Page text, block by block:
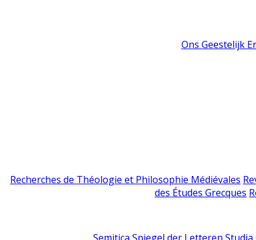
Ons Geestelijk
Recherches de Théologie et Philosophie Médiévales
des Études Grecques